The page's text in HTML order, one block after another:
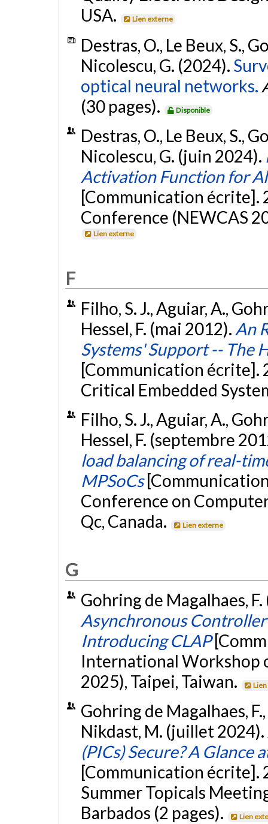
USA.
Lien externe
Destras, O., Le Beux, S.,
Nicolescu, G. (2024).
optical neural networks.
(30 pages).
Disponible
Destras, O., Le Beux, S.,
Nicolescu, G. (juin 2024).
Activation Function for
[Communication écrite].
Conference (NEWCAS
Lien externe
F
Filho, S. J., Aguiar, A.,
Hessel, F. (mai 2012). An
Systems' Support -- The
[Communication écrite].
Critical Embedded
Filho, S. J., Aguiar, A.,
Hessel, F. (septembre
load balancing of real-
MPSoCs
Conference on
Qc, Canada.
Lien externe
G
Gohring de Magalhaes,
Asynchronous
Introducing CLAP
International Workshop
2025), Taipei, Taiwan.
Gohring de Magalhaes,
Nikdast, M. (juillet 2024).
(PICs) Secure? A Glance
[Communication écrite].
Summer Topicals
Barbados (2 pages).
Lien